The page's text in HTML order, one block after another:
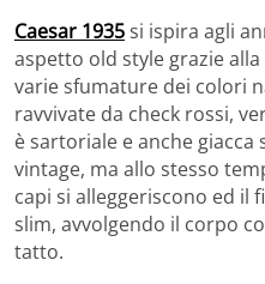
Caesar 1935si ispira agli
aspetto old style grazie
varie sfumature dei colori
ravvivate da check rossi,
è sartoriale e anche
vintage, ma allo stesso
capi si alleggeriscono ed il
slim, avvolgendo il corpo
tatto.